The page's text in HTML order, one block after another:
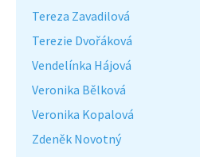
Tereza Zavadilová
Terezie Dvořáková
Vendelínka Hájová
Veronika Bělková
Veronika Kopalová
Zdeněk Novotný